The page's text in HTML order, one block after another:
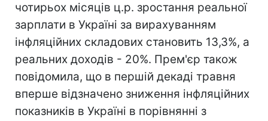
чотирьох місяців ц.р. зростання реальної
зарплати в Україні за вирахуванням
інфляційних складових становить 13,3%, а
реальних доходів - 20%. Прем'єр також
повідомила, що в першій декаді травня
вперше відзначено зниження інфляційних
показників в Україні в порівнянні з